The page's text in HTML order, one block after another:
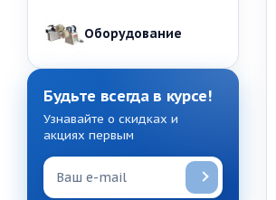
Оборудование
Будьте всегда в курсе!
Узнавайте о скидках и
акциях первым